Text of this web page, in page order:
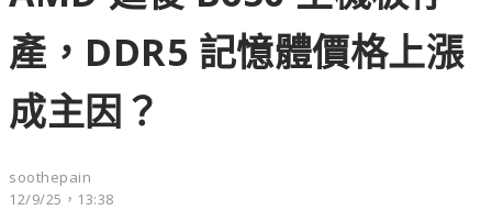
產，DDR5 記憶體價格上漲
成主因？
soothepain
12/9/25，13:38